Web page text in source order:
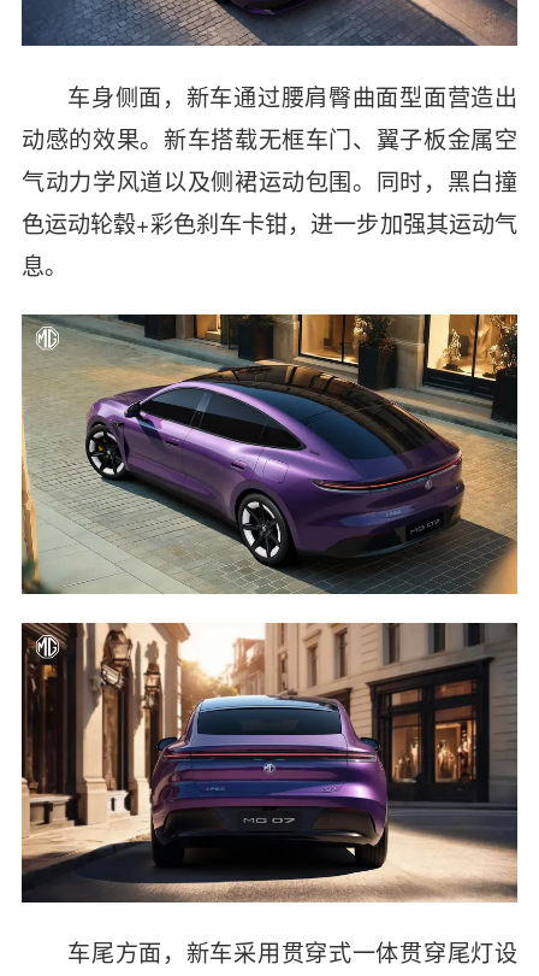
车身侧面，新车通过腰肩臀曲面型面营造出
动感的效果。 新车搭载无框车门、翼子板金属空
气动力学风道以及侧裙运动包围。同时， 黑白撞
色运动轮毂+彩色刹车卡钳，进一步加强其运动气
息。
车尾方面， 新车采用贯穿式一体贯穿尾灯设